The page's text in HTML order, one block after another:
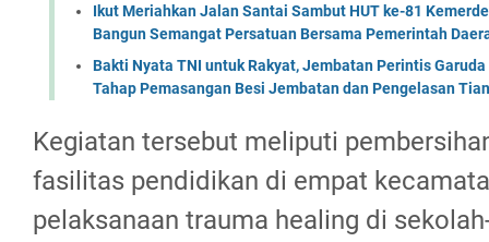
Ikut Meriahkan Jalan Santai Sambut HUT ke-81
Bangun Semangat Persatuan Bersama Pemerintah
Bakti Nyata TNI untuk Rakyat, Jembatan Perintis
Tahap Pemasangan Besi Jembatan dan Pengelasan
Kegiatan tersebut meliputi
fasilitas pendidikan di empat
pelaksanaan trauma healing di